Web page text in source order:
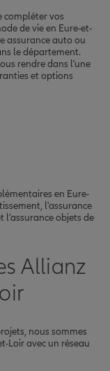
compléter vos
de vie en Eure-et-
assurance auto ou
le département.
rendre dans l'une
et options
en Eure-
l'assurance
l'assurance objets de
Allianz
nous sommes
Loir avec un réseau